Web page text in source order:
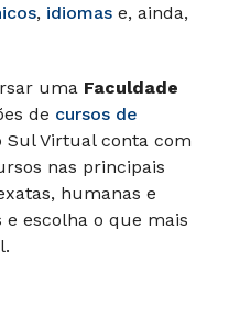
, idiomas e, ainda,
uma Faculdade
de cursos de
Sul Virtual conta com
nas principais
humanas e
e escolha o que mais